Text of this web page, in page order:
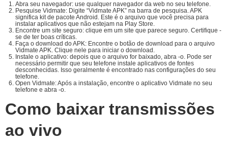
Abra seu navegador: use qualquer navegador da web no seu telefone.
Pesquise Vidmate: Digite “Vidmate APK” na barra de pesquisa. APK
significa kit de pacote Android. Este é o arquivo que você precisa para
instalar aplicativos que não estejam na Play Store.
Encontre um site seguro: clique em um site que parece seguro. Certifique -
se de ter boas críticas.
Faça o download do APK: Encontre o botão de download para o arquivo
Vidmate APK. Clique nele para iniciar o download.
Instale o aplicativo: depois que o arquivo for baixado, abra -o. Pode ser
necessário permitir que seu telefone instale aplicativos de fontes
desconhecidas. Isso geralmente é encontrado nas configurações do seu
telefone.
Open Vidmate: Após a instalação, encontre o aplicativo Vidmate no seu
telefone e abra -o.
Como baixar transmissões
ao vivo